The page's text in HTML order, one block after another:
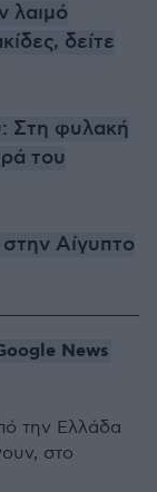
λαιμό
δείτε
Στη φυλακή
του
Αίγυπτο
News
την Ελλάδα
στο